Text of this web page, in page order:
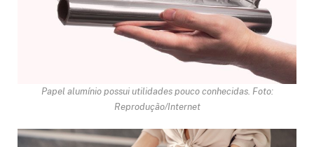
Papel alumínio possui utilidades pouco conhecidas. Foto:
Reprodução/Internet